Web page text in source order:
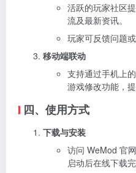
活跃的玩家社区
流及最新资讯。
玩家可反馈问题
移动端联动
支持通过手机上
游戏修改功能，
四、使用方式
下载与安装
访问 WeMod 官
启动后在线下载完